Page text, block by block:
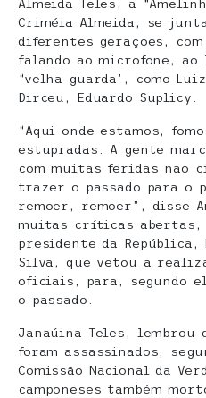
Almeida Teles, a
Criméia Almeida, se
diferentes gerações,
falando ao microfone,
“velha guarda’, como
Dirceu, Eduardo Suplicy.
“Aqui onde estamos,
estupradas. A gente
com muitas feridas não
trazer o passado para o
remoer, remoer”, disse
muitas críticas abertas,
presidente da
Silva, que vetou a
oficiais, para, segundo
o passado.
Janaúina Teles, lembrou
foram assassinados,
Comissão Nacional da
camponeses também